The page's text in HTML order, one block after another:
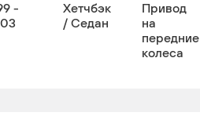
-
Хетчбэк
/ Седан
Привод
на
передние
колеса